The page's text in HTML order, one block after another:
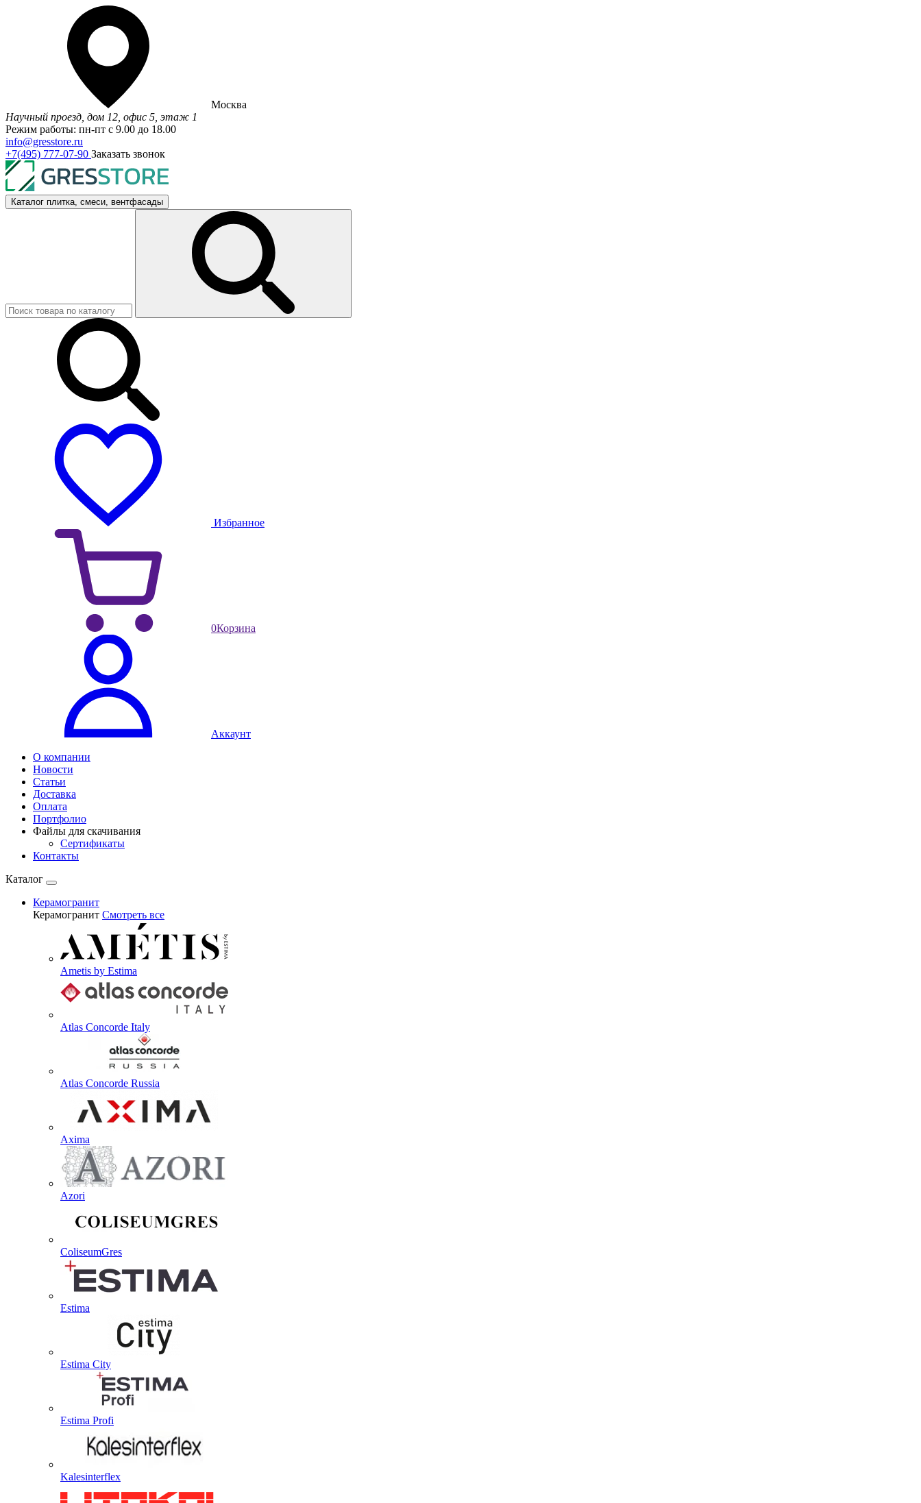
Москва
Научный проезд, дом 12, офис 5, этаж 1
Режим работы: пн-пт с 9.00 до 18.00
info@gresstore.ru
+7(495) 777-07-90 Заказать звонок
Каталог плитка, смеси, вентфасады
Избранное
0Корзина
Аккаунт
О компании
Новости
Статьи
Доставка
Оплата
Портфолио
Файлы для скачивания
Сертификаты
Контакты
Каталог
Керамогранит
Керамогранит Смотреть все
Ametis by Estima
Atlas Concorde Italy
Atlas Concorde Russia
Axima
Azori
ColiseumGres
Estima
Estima City
Estima Profi
Kalesinterflex